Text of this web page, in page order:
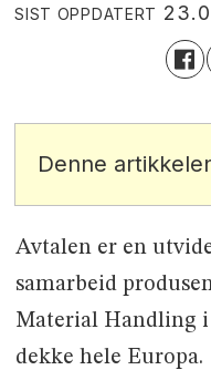
SIST OPPDATERT
Denne
Avtalen er en
samarbeid
Material Handling i
dekke hele Europa.